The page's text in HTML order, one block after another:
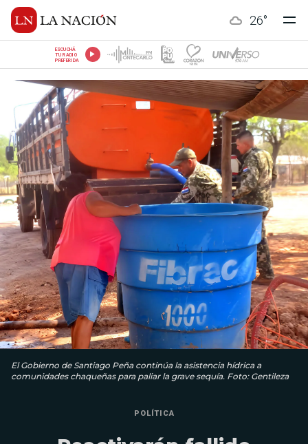
26°
ESCUCHÁ
TU RADIO
PREFERIDA
El Gobierno de Santiago Peña continúa la asistencia hídrica a
comunidades chaqueñas para paliar la grave sequía. Foto: Gentileza
POLÍTICA